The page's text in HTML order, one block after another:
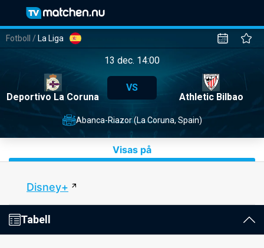
Fotboll / La Liga
13 dec. 14:00
Deportivo La Coruna
VS
Athletic Bilbao
Abanca-Riazor (La Coruna, Spain)
Visas på
Disney+
Tabell